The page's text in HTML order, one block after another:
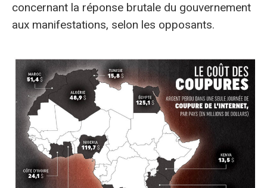
concernant la réponse brutale du gouvernement
aux manifestations, selon les opposants.